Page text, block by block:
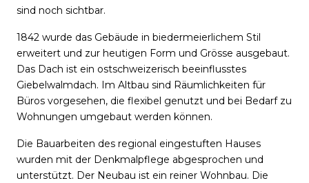
sind noch sichtbar.
1842 wurde das Gebäude in biedermeierlichem Stil
erweitert und zur heutigen Form und Grösse ausgebaut.
Das Dach ist ein ostschweizerisch beeinflusstes
Giebelwalmdach. Im Altbau sind Räumlichkeiten für
Büros vorgesehen, die flexibel genutzt und bei Bedarf zu
Wohnungen umgebaut werden können.
Die Bauarbeiten des regional eingestuften Hauses
wurden mit der Denkmalpflege abgesprochen und
unterstützt. Der Neubau ist ein reiner Wohnbau. Die